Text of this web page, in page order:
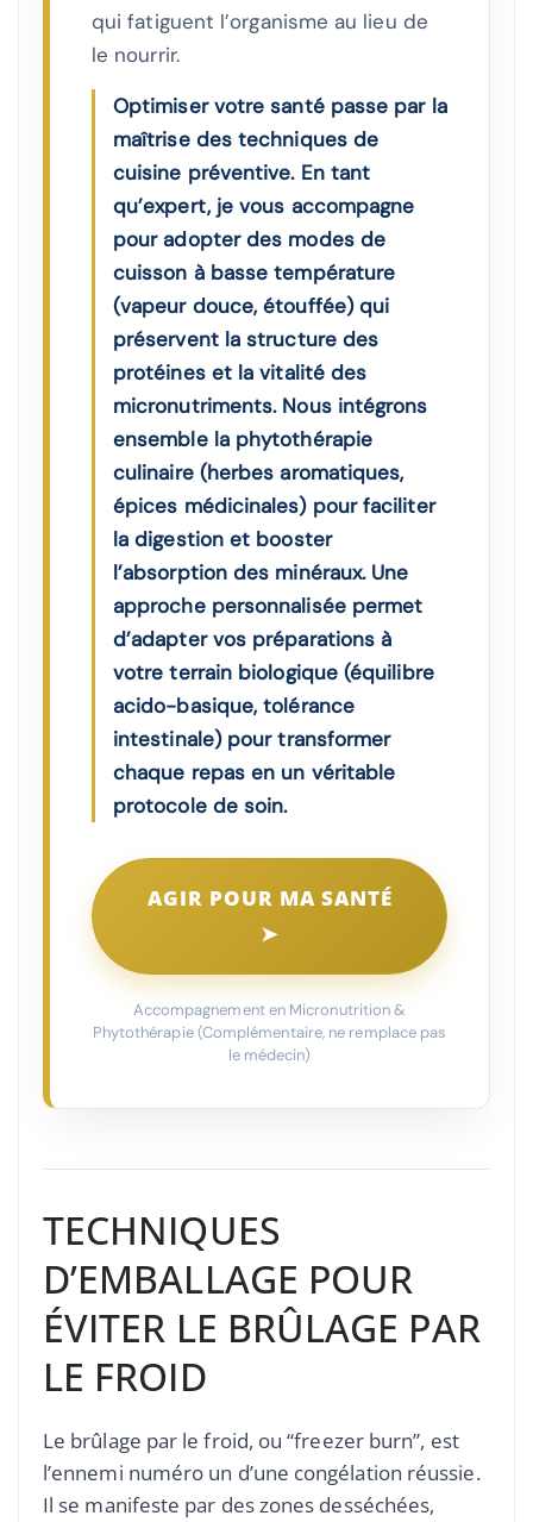
qui fatiguent l’organisme au lieu de
le nourrir.
Optimiser votre santé passe par la
maîtrise des techniques de
cuisine préventive. En tant
qu’expert, je vous accompagne
pour adopter des modes de
cuisson à basse température
(vapeur douce, étouffée) qui
préservent la structure des
protéines et la vitalité des
micronutriments. Nous intégrons
ensemble la phytothérapie
culinaire (herbes aromatiques,
épices médicinales) pour faciliter
la digestion et booster
l’absorption des minéraux. Une
approche personnalisée permet
d’adapter vos préparations à
votre terrain biologique (équilibre
acido-basique, tolérance
intestinale) pour transformer
chaque repas en un véritable
protocole de soin.
AGIR POUR MA SANTÉ
➤
Accompagnement en Micronutrition &
Phytothérapie (Complémentaire, ne remplace pas
le médecin)
TECHNIQUES
D’EMBALLAGE POUR
ÉVITER LE BRÛLAGE PAR
LE FROID
Le brûlage par le froid, ou “freezer burn”, est
l’ennemi numéro un d’une congélation réussie.
Il se manifeste par des zones desséchées,